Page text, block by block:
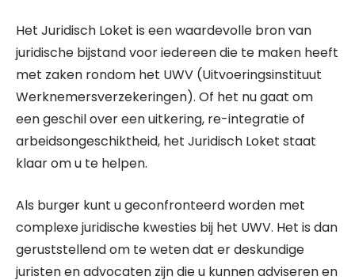
Het Juridisch Loket is een waardevolle bron van
juridische bijstand voor iedereen die te maken heeft
met zaken rondom het UWV (Uitvoeringsinstituut
Werknemersverzekeringen). Of het nu gaat om
een geschil over een uitkering, re-integratie of
arbeidsongeschiktheid, het Juridisch Loket staat
klaar om u te helpen.
Als burger kunt u geconfronteerd worden met
complexe juridische kwesties bij het UWV. Het is dan
geruststellend om te weten dat er deskundige
juristen en advocaten zijn die u kunnen adviseren en